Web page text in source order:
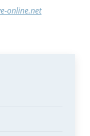
online.net